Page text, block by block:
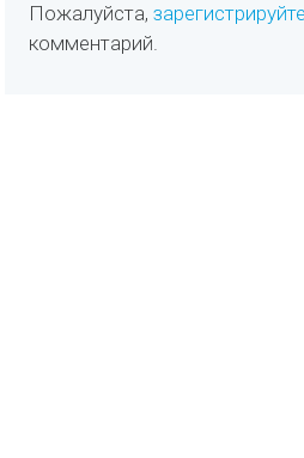
Пожалуйста,
комментарий.